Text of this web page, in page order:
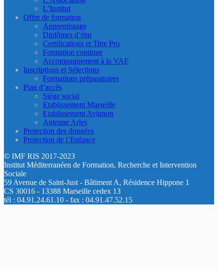
L’Institut
Offre de formation
Apprentissage
Diplômes d’état
Certifications et Titre Pro
Formation continue
Accompagnement à la VAE
Inscriptions et Sélections
Formations préparatoires
Plan d’accès
Siège social
Etablissement Marseille
Etablissement Avignon
Antenne Arles
Protection des données
Protection de l’Enfance
© IMF RIS 2017-2023
Institut Méditerranéen de Formation, Recherche et Intervention
Sociale
59 Avenue de Saint-Just - Bâtiment A, Résidence Hippone 1
CS 30016 - 13388 Marseille cedex 13
tél : 04.91.24.61.10 - fax : 04.91.47.52.15